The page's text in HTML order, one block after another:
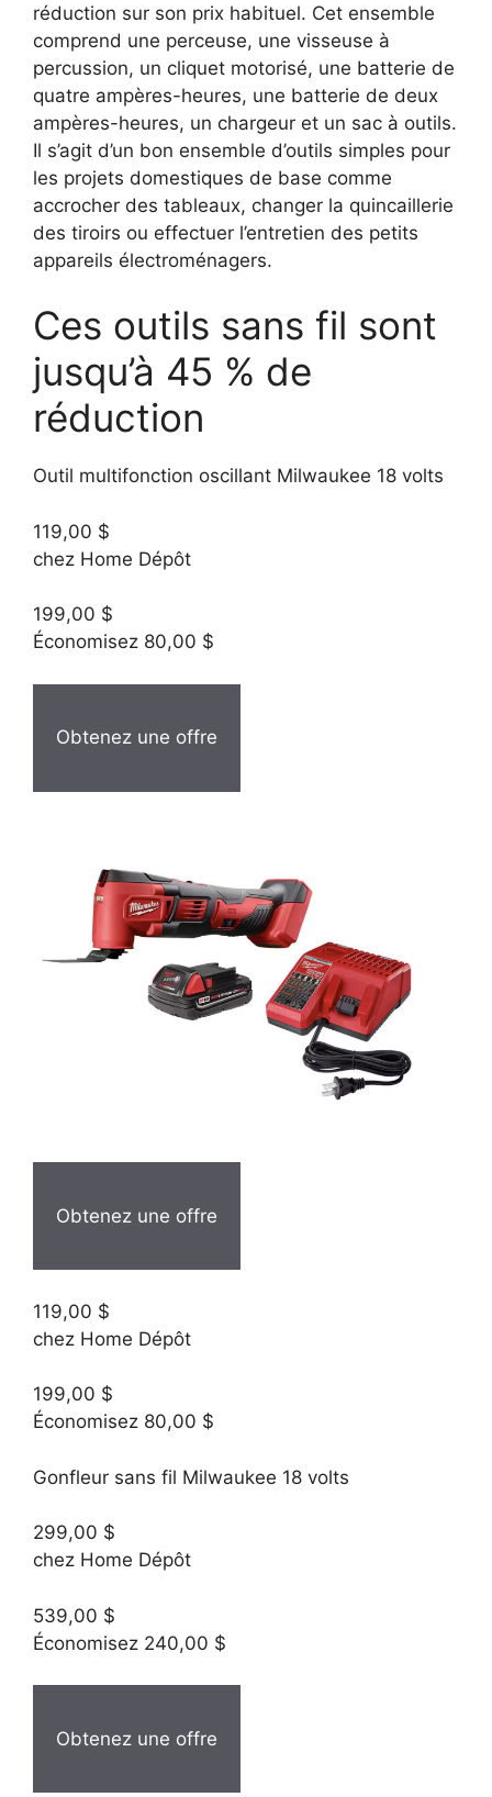
réduction sur son prix habituel. Cet ensemble
comprend une perceuse, une visseuse à
percussion, un cliquet motorisé, une batterie de
quatre ampères-heures, une batterie de deux
ampères-heures, un chargeur et un sac à outils.
Il s’agit d’un bon ensemble d’outils simples pour
les projets domestiques de base comme
accrocher des tableaux, changer la quincaillerie
des tiroirs ou effectuer l’entretien des petits
appareils électroménagers.
Ces outils sans fil sont
jusqu’à 45 % de
réduction
Outil multifonction oscillant Milwaukee 18 volts
119,00 $
chez Home Dépôt
199,00 $
Économisez 80,00 $
Obtenez une offre
Obtenez une offre
119,00 $
chez Home Dépôt
199,00 $
Économisez 80,00 $
Gonfleur sans fil Milwaukee 18 volts
299,00 $
chez Home Dépôt
539,00 $
Économisez 240,00 $
Obtenez une offre